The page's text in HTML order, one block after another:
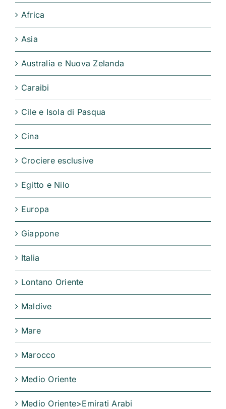
Africa
Asia
Australia e Nuova Zelanda
Caraibi
Cile e Isola di Pasqua
Cina
Crociere esclusive
Egitto e Nilo
Europa
Giappone
Italia
Lontano Oriente
Maldive
Mare
Marocco
Medio Oriente
Medio Oriente>Emirati Arabi